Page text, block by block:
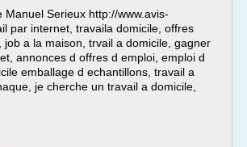
Manuel Serieux http://www.avis-
par internet, travaila domicile, offres
job a la maison, trvail a domicile, gagner
annonces d offres d emploi, emploi d
emballage d echantillons, travail a
je cherche un travail a domicile,